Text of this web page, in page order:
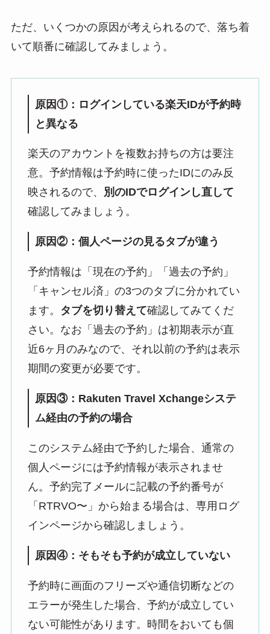
ただ、いくつかの原因が考えられるので、落ち着
いて順番に確認してみましょう。
原因①：ログインしている楽天IDが予約時
と異なる
楽天のアカウントを複数お持ちの方は要注
意。予約情報は予約時に使ったIDにのみ反
映されるので、
別のIDでログインし直して
確認してみましょう。
原因②：個人ページの見るタブが違う
予約情報は「現在の予約」「過去の予約」
「キャンセル済」の3つのタブに分かれてい
ます。
タブを切り替えて確認してみてくだ
さい。なお「過去の予約」は初期表示が直
近6ヶ月のみなので、それ以前の予約は表示
期間の変更が必要です。
原因③：Rakuten Travel Xchangeシステ
ム経由の予約の場合
このシステム経由で予約した場合、通常の
個人ページには予約情報が表示されませ
ん。予約完了メールに記載の予約番号が
「RTRVO〜」から始まる場合は、専用ログ
インページから確認しましょう。
原因④：そもそも予約が成立していない
予約時に画面のフリーズや通信切断などの
エラーが発生した場合、予約が成立してい
ない可能性があります。時間をおいても個